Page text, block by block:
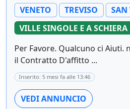
VENETO TREVISO
SAN
VILLE SINGOLE E A SCHIERA
Per Favore. Qualcuno ci Aiuti.
il Contratto D'affitto ...
Inserito: 5 mesi fa alle 13:46
VEDI ANNUNCIO